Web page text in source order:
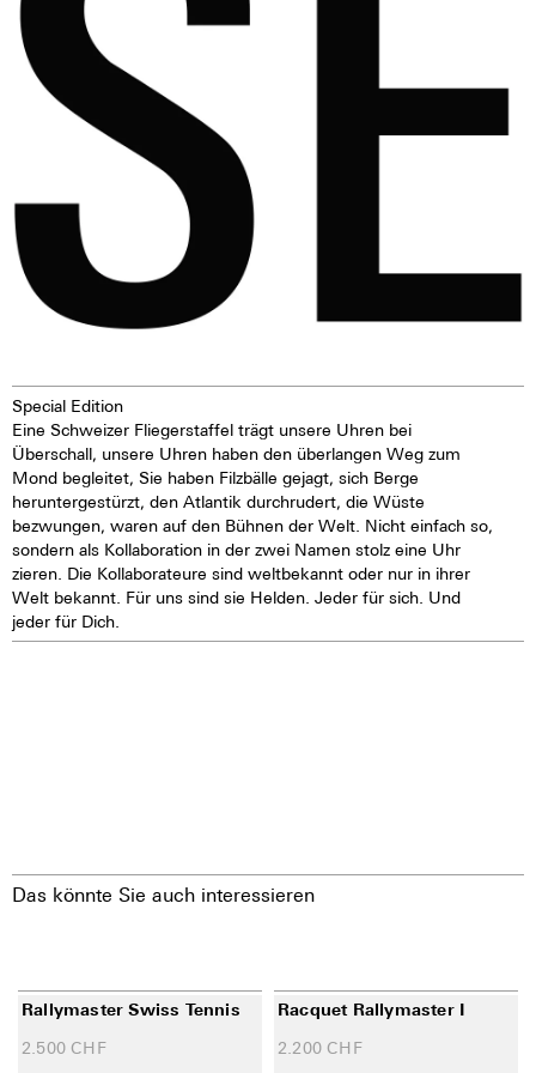
die aufgenommene Lichtenergie
über mehrere Stunden wieder
ab. Das verleiht der Uhr eine
extrem gute Lesbarkeit auch im
Dunklen.Je dunkler desto heller
Special Edition
Eine Schweizer Fliegerstaffel trägt unsere Uhren bei
Überschall, unsere Uhren haben den überlangen Weg zum
Mond begleitet, Sie haben Filzbälle gejagt, sich Berge
heruntergestürzt, den Atlantik durchrudert, die Wüste
bezwungen, waren auf den Bühnen der Welt. Nicht einfach so,
sondern als Kollaboration in der zwei Namen stolz eine Uhr
zieren. Die Kollaborateure sind weltbekannt oder nur in ihrer
Welt bekannt. Für uns sind sie Helden. Jeder für sich. Und
jeder für Dich.
Das könnte Sie auch interessieren
Rallymaster Swiss Tennis
2.500 CHF
Racquet Rallymaster I
2.200 CHF